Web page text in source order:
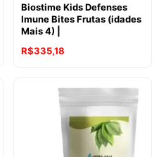
Biostime Kids Defenses
Imune Bites Frutas (idades
Mais 4) |
R$335,18